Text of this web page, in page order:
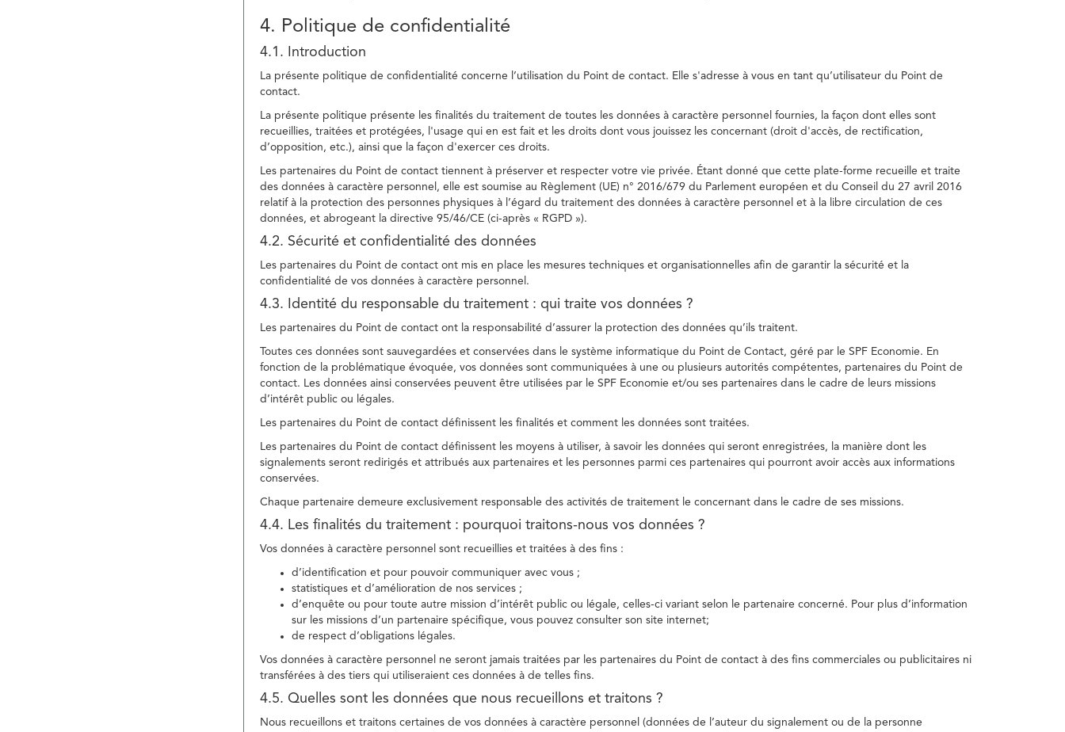
4. Politique de confidentialité
4.1. Introduction
La présente politique de confidentialité concerne l’utilisation du Point de contact. Elle s'adresse à vous en tant qu’utilisateur du Point de
contact.
La présente politique présente les finalités du traitement de toutes les données à caractère personnel fournies, la façon dont elles sont
recueillies, traitées et protégées, l'usage qui en est fait et les droits dont vous jouissez les concernant (droit d'accès, de rectification,
d’opposition, etc.), ainsi que la façon d'exercer ces droits.
Les partenaires du Point de contact tiennent à préserver et respecter votre vie privée. Étant donné que cette plate-forme recueille et traite
des données à caractère personnel, elle est soumise au Règlement (UE) n° 2016/679 du Parlement européen et du Conseil du 27 avril 2016
relatif à la protection des personnes physiques à l’égard du traitement des données à caractère personnel et à la libre circulation de ces
données, et abrogeant la directive 95/46/CE (ci-après « RGPD »).
4.2. Sécurité et confidentialité des données
Les partenaires du Point de contact ont mis en place les mesures techniques et organisationnelles afin de garantir la sécurité et la
confidentialité de vos données à caractère personnel.
4.3. Identité du responsable du traitement : qui traite vos données ?
Les partenaires du Point de contact ont la responsabilité d’assurer la protection des données qu’ils traitent.
Toutes ces données sont sauvegardées et conservées dans le système informatique du Point de Contact, géré par le SPF Economie. En
fonction de la problématique évoquée, vos données sont communiquées à une ou plusieurs autorités compétentes, partenaires du Point de
contact. Les données ainsi conservées peuvent être utilisées par le SPF Economie et/ou ses partenaires dans le cadre de leurs missions
d’intérêt public ou légales.
Les partenaires du Point de contact définissent les finalités et comment les données sont traitées.
Les partenaires du Point de contact définissent les moyens à utiliser, à savoir les données qui seront enregistrées, la manière dont les
signalements seront redirigés et attribués aux partenaires et les personnes parmi ces partenaires qui pourront avoir accès aux informations
conservées.
Chaque partenaire demeure exclusivement responsable des activités de traitement le concernant dans le cadre de ses missions.
4.4. Les finalités du traitement : pourquoi traitons-nous vos données ?
Vos données à caractère personnel sont recueillies et traitées à des fins :
d’identification et pour pouvoir communiquer avec vous ;
statistiques et d’amélioration de nos services ;
d’enquête ou pour toute autre mission d’intérêt public ou légale, celles-ci variant selon le partenaire concerné. Pour plus d’information
sur les missions d’un partenaire spécifique, vous pouvez consulter son site internet;
de respect d’obligations légales.
Vos données à caractère personnel ne seront jamais traitées par les partenaires du Point de contact à des fins commerciales ou publicitaires ni
transférées à des tiers qui utiliseraient ces données à de telles fins.
4.5. Quelles sont les données que nous recueillons et traitons ?
Nous recueillons et traitons certaines de vos données à caractère personnel (données de l’auteur du signalement ou de la personne